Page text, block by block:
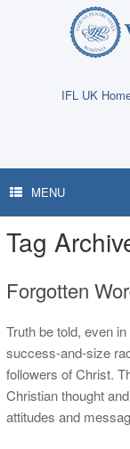
IFL UK
MENU
Tag
Forgotten
Truth be told, even
success-and-size
followers of Christ.
Christian thought
attitudes and